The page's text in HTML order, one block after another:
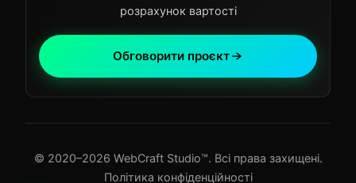
розрахунок вартості
Обговорити проєкт
© 2020–2026 WebCraft Studio™. Всі права захищені.
Політика конфіденційності